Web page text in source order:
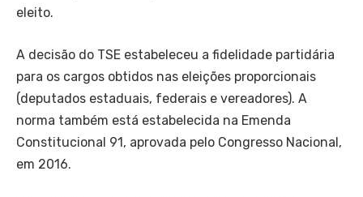
eleito.
A decisão do TSE estabeleceu a fidelidade partidária
para os cargos obtidos nas eleições proporcionais
(deputados estaduais, federais e vereadores). A
norma também está estabelecida na Emenda
Constitucional 91, aprovada pelo Congresso Nacional,
em 2016.